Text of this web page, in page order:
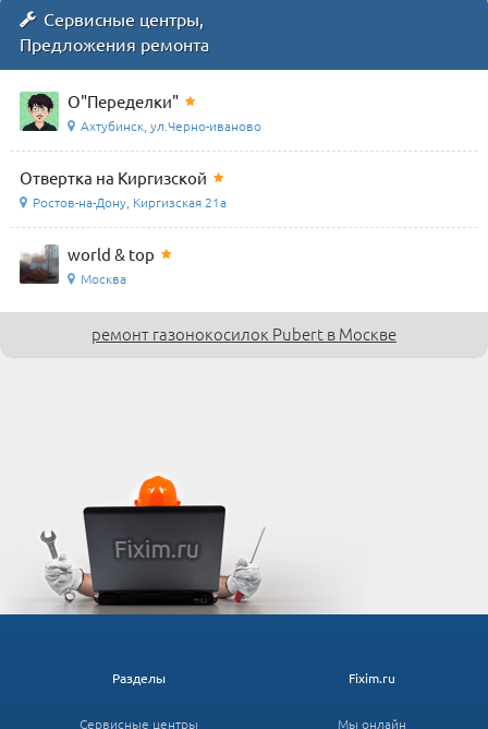
Сервисные центры,
Предложения ремонта
О"Переделки"
Ахтубинск, ул.Черно-иваново
Отвертка на Киргизской
Ростов-на-Дону, Киргизская 21а
world & top
Москва
ремонт газонокосилок Pubert в Москве
Fixim.ru
Мы онлайн
Разделы
Сервисные центры